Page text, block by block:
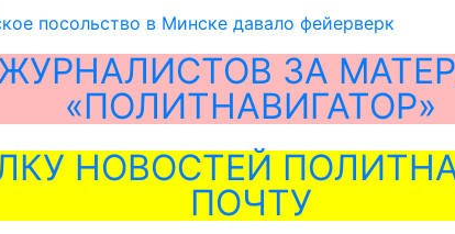
посольство в Минске давало фейерверк
ЗА
«ПОЛИТНАВИГАТОР»
НОВОСТЕЙ
ПОЧТУ